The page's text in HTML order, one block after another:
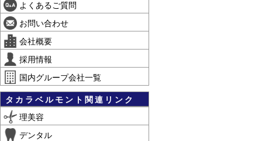
よくあるご質問
お問い合わせ
会社概要
採用情報
国内グループ会社一覧
タカラベルモント関連リンク
理美容
デンタル